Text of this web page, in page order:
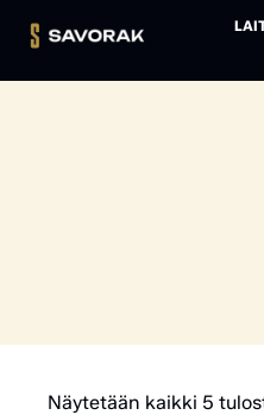
Näytetään kaikki 5